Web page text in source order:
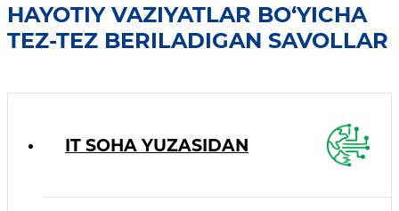
HAYOTIY VAZIYATLAR BO‘YICHA
TEZ-TEZ BERILADIGAN SAVOLLAR
IT SOHA YUZASIDAN